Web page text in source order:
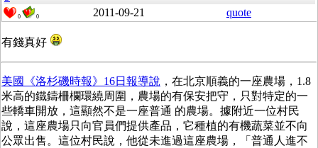
0 0 2011-09-21 quote
有錢真好
美國《洛杉磯時報》16日報導說 ，在北京順義的一座農場，1.8
米高的鐵鑄柵欄環繞周圍，農場的有保安把守，只對特定的一
些轎車開放，這顯然不是一座普通 的農場。據附近一位村民
說，這座農場只向官員們提供產品，它種植的有機蔬菜並不向
公眾出售。這位村民說，他從未進過這座農場，「普通人進不